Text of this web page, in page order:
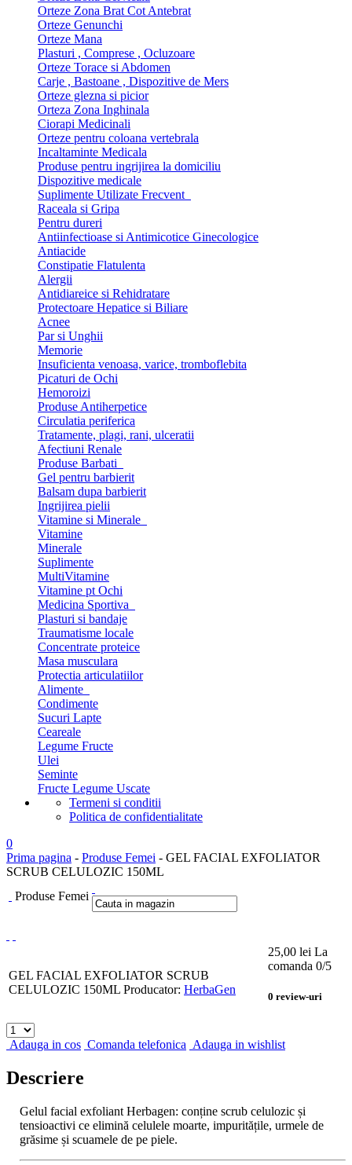
Orteze Zona Brat Cot Antebrat
Orteze Genunchi
Orteze Mana
Plasturi , Comprese , Ocluzoare
Orteze Torace si Abdomen
Carje , Bastoane , Dispozitive de Mers
Orteze glezna si picior
Orteza Zona Inghinala
Ciorapi Medicinali
Orteze pentru coloana vertebrala
Incaltaminte Medicala
Produse pentru ingrijirea la domiciliu
Dispozitive medicale
Suplimente Utilizate Frecvent
Raceala si Gripa
Pentru dureri
Antiinfectioase si Antimicotice Ginecologice
Antiacide
Constipatie Flatulenta
Alergii
Antidiareice si Rehidratare
Protectoare Hepatice si Biliare
Acnee
Par si Unghii
Memorie
Insuficienta venoasa, varice, tromboflebita
Picaturi de Ochi
Hemoroizi
Produse Antiherpetice
Circulatia periferica
Tratamente, plagi, rani, ulceratii
Afectiuni Renale
Produse Barbati
Gel pentru barbierit
Balsam dupa barbierit
Ingrijirea pielii
Vitamine si Minerale
Vitamine
Minerale
Suplimente
MultiVitamine
Vitamine pt Ochi
Medicina Sportiva
Plasturi si bandaje
Traumatisme locale
Concentrate proteice
Masa musculara
Protectia articulatiilor
Alimente
Condimente
Sucuri Lapte
Ceareale
Legume Fructe
Ulei
Seminte
Fructe Legume Uscate
Termeni si conditii
Politica de confidentialitate
0
Prima pagina - Produse Femei - GEL FACIAL EXFOLIATOR
SCRUB CELULOZIC 150ML
Produse Femei
GEL FACIAL EXFOLIATOR SCRUB
CELULOZIC 150ML Producator: HerbaGen
25,00 lei La
comanda 0/5
0 review-uri
Adauga in cos Comanda telefonica Adauga in wishlist
Descriere
Gelul facial exfoliant Herbagen: conține scrub celulozic și
tensioactivi ce elimină celulele moarte, impuritățile, urmele de
grăsime și scuamele de pe piele.